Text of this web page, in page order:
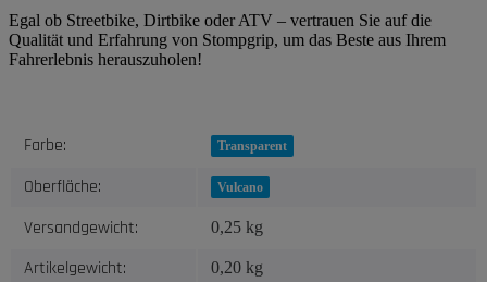
Egal ob Streetbike, Dirtbike oder ATV – vertrauen Sie auf die
Qualität und Erfahrung von Stompgrip, um das Beste aus Ihrem
Fahrerlebnis herauszuholen!
Produkteigenschaft
Wert
Farbe: Transparent
Oberfläche: Vulcano
Versandgewicht: 0,25 kg
Artikelgewicht: 0,20 kg